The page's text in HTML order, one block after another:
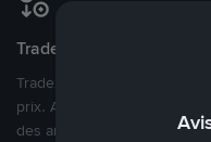
Tradez à des prix
Tradez des cryptos en
prix. Achetez ou vendez à
des annonces